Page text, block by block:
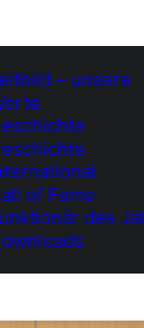
– unsere
of Fame
des